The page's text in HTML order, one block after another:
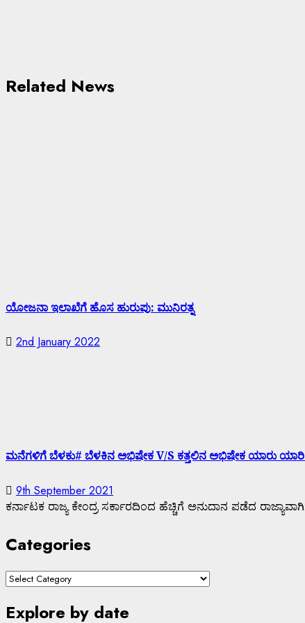
Related News
ಯೋಜನಾ ಇಲಾಖೆಗೆ ಹೊಸ ಹುರುಪು: ಮುನಿರತ್ನ
2nd January 2022
ಮನೆಗಳಿಗೆ ಬೆಳಕು# ಬೆಳಕಿನ ಅಭಿಷೇಕ V/S ಕತ್ತಲಿನ ಅಭಿಷೇಕ ಯಾರು
9th September 2021
ಕರ್ನಾಟಕ ರಾಜ್ಯ ಕೇಂದ್ರ ಸರ್ಕಾರದಿಂದ ಹೆಚ್ಚಿಗೆ ಅನುದಾನ ಪಡೆದ
Categories
Explore by date